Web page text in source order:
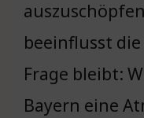
beeinflusst
Frage bleibt:
Bayern eine